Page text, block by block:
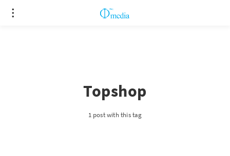
Topshop
1 post with this tag